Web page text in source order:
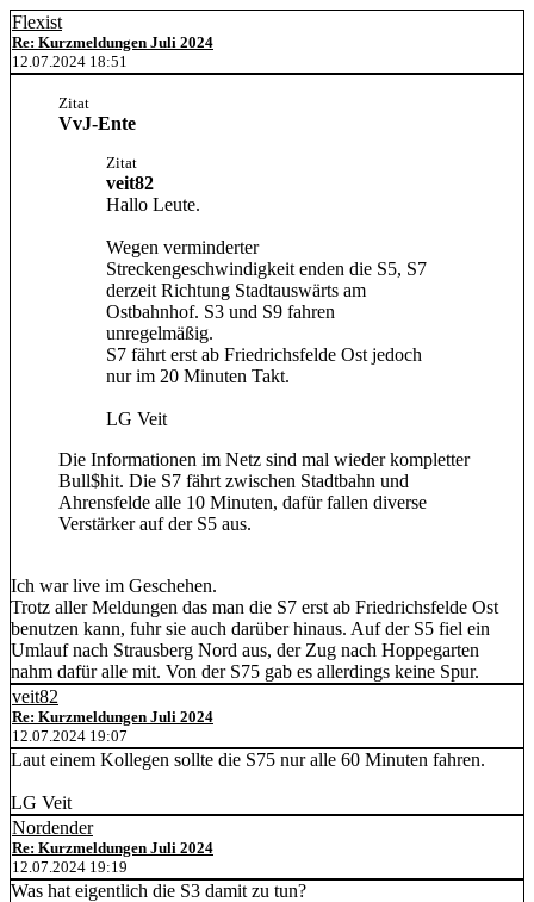
Flexist
Re: Kurzmeldungen Juli 2024
12.07.2024 18:51
Zitat
VvJ-Ente
Zitat
veit82
Hallo Leute.
Wegen verminderter
Streckengeschwindigkeit enden die S5, S7
derzeit Richtung Stadtauswärts am
Ostbahnhof. S3 und S9 fahren
unregelmäßig.
S7 fährt erst ab Friedrichsfelde Ost jedoch
nur im 20 Minuten Takt.
LG Veit
Die Informationen im Netz sind mal wieder kompletter
Bull$hit. Die S7 fährt zwischen Stadtbahn und
Ahrensfelde alle 10 Minuten, dafür fallen diverse
Verstärker auf der S5 aus.
Ich war live im Geschehen.
Trotz aller Meldungen das man die S7 erst ab Friedrichsfelde Ost
benutzen kann, fuhr sie auch darüber hinaus. Auf der S5 fiel ein
Umlauf nach Strausberg Nord aus, der Zug nach Hoppegarten
nahm dafür alle mit. Von der S75 gab es allerdings keine Spur.
veit82
Re: Kurzmeldungen Juli 2024
12.07.2024 19:07
Laut einem Kollegen sollte die S75 nur alle 60 Minuten fahren.
LG Veit
Nordender
Re: Kurzmeldungen Juli 2024
12.07.2024 19:19
Was hat eigentlich die S3 damit zu tun?